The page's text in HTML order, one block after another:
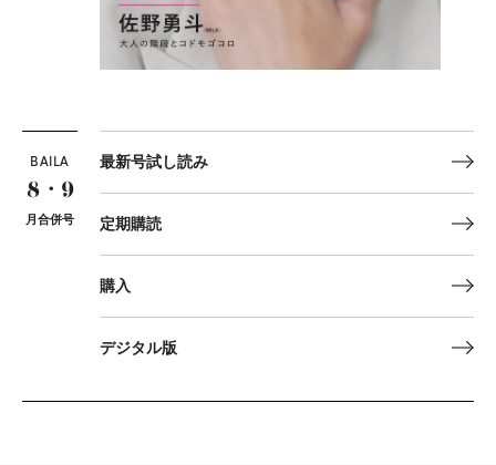
BAILA
8・9
月合併号
最新号試し読み
定期購読
購入
デジタル版